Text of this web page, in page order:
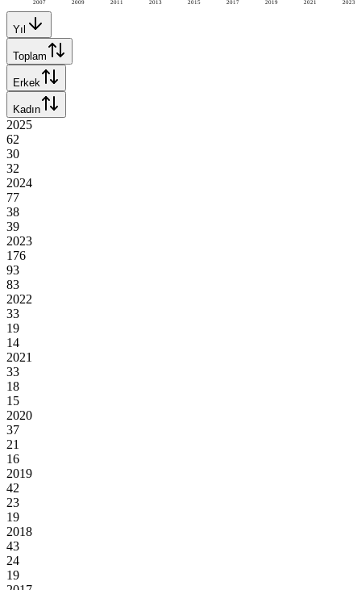
2007 2009 2011 2013 2015 2017 2019 2021 2023
Yıl
Toplam
Erkek
Kadın
2025
62
30
32
2024
77
38
39
2023
176
93
83
2022
33
19
14
2021
33
18
15
2020
37
21
16
2019
42
23
19
2018
43
24
19